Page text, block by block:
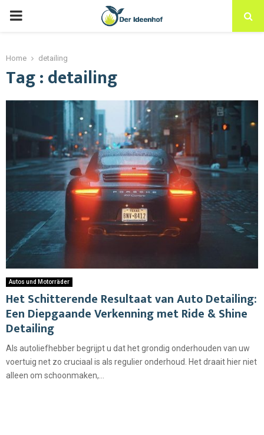
Home detailing
Tag : detailing
Autos und Motorräder
Het Schitterende Resultaat van Auto Detailing:
Een Diepgaande Verkenning met Ride & Shine
Detailing
Als autoliefhebber begrijpt u dat het grondig onderhouden van uw
voertuig net zo cruciaal is als regulier onderhoud. Het draait hier niet
alleen om schoonmaken,...